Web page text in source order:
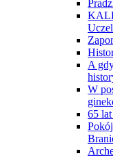
A
W
65